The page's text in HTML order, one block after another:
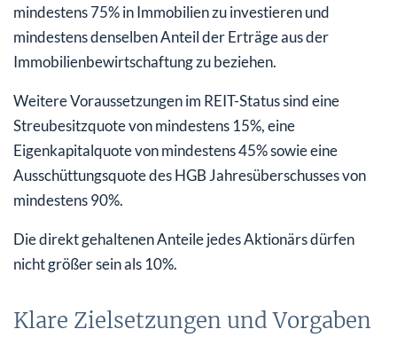
mindestens 75% in Immobilien zu investieren und
mindestens denselben Anteil der Erträge aus der
Immobilienbewirtschaftung zu beziehen.
Weitere Voraussetzungen im REIT-Status sind eine
Streubesitzquote von mindestens 15%, eine
Eigenkapitalquote von mindestens 45% sowie eine
Ausschüttungsquote des HGB Jahresüberschusses von
mindestens 90%.
Die direkt gehaltenen Anteile jedes Aktionärs dürfen
nicht größer sein als 10%.
Klare Zielsetzungen und Vorgaben